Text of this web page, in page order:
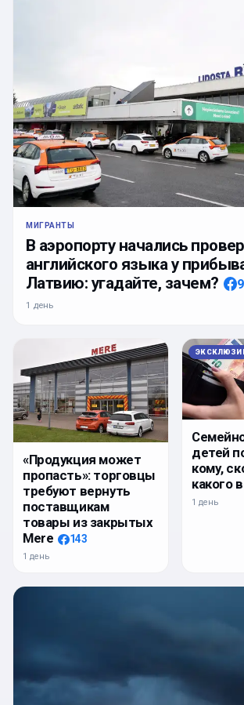
МИГРАНТЫ
В аэропорту начались
английского языка у
Латвию: угадайте, зачем?
1 день
«Продукция может
пропасть»: торговцы
требуют вернуть
поставщикам
товары из закрытых
Mere
143
1 день
детей
кому,
какого
1 день